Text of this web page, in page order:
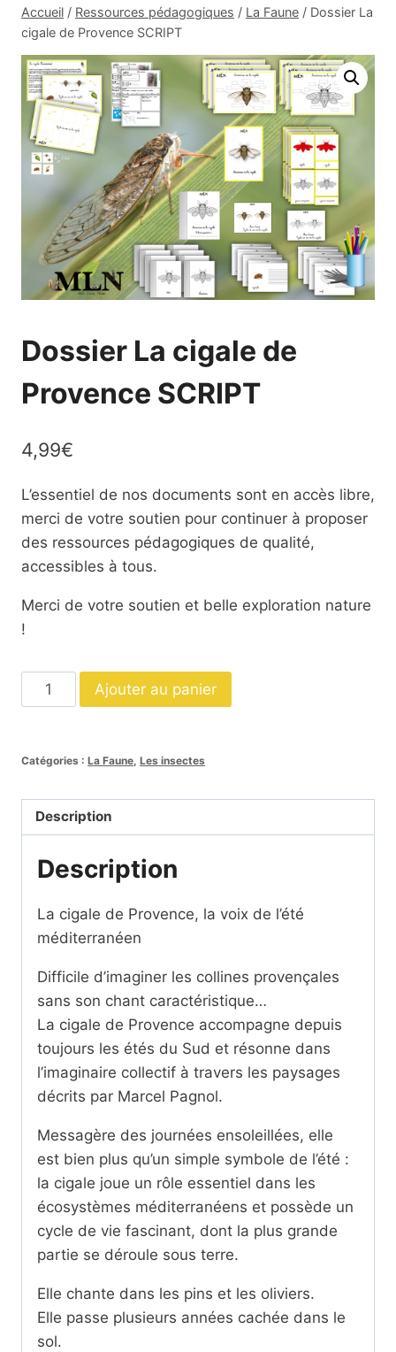
Accueil / Ressources pédagogiques / La Faune / Dossier La
cigale de Provence SCRIPT
Dossier La cigale de
Provence SCRIPT
4,99€
L’essentiel de nos documents sont en accès libre,
merci de votre soutien pour continuer à proposer
des ressources pédagogiques de qualité,
accessibles à tous.
Merci de votre soutien et belle exploration nature
!
quantité
de
La
de
Provence
Ajouter au panier
Catégories : La Faune Les insectes
Description
Description
La cigale de Provence, la voix de l’été
méditerranéen
Difficile d’imaginer les collines provençales
sans son chant caractéristique…
La cigale de Provence accompagne depuis
toujours les étés du Sud et résonne dans
l’imaginaire collectif à travers les paysages
décrits par Marcel Pagnol.
Messagère des journées ensoleillées, elle
est bien plus qu’un simple symbole de l’été :
la cigale joue un rôle essentiel dans les
écosystèmes méditerranéens et possède un
cycle de vie fascinant, dont la plus grande
partie se déroule sous terre.
Elle chante dans les pins et les oliviers.
Elle passe plusieurs années cachée dans le
sol.